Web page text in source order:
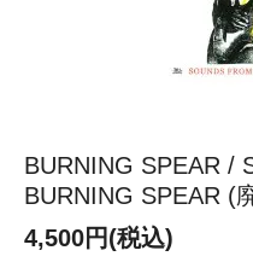
BURNING SPEAR /
BURNING SPEAR (
4,500円(税込)